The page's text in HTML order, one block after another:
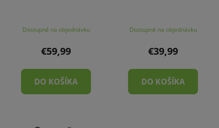
Dostupné na objednávku
€59,99
DO KOŠÍKA
Dostupné na objednávku
€39,99
DO KOŠÍKA